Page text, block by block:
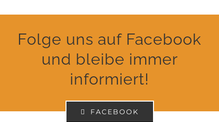
Folge uns auf Facebook
und bleibe immer
informiert!
FACEBOOK